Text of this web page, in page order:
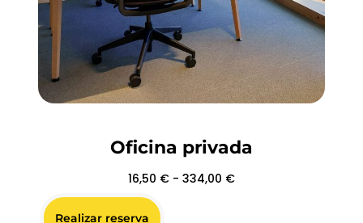
Oficina privada
16,50 € - 334,00 €
Realizar reserva